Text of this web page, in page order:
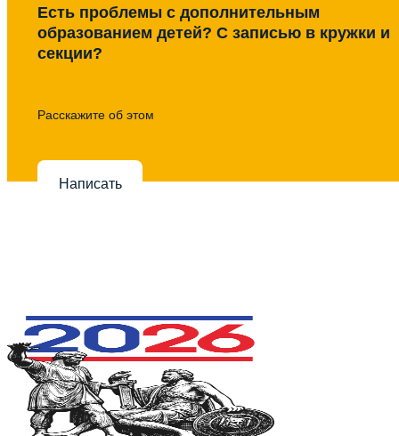
Есть проблемы с дополнительным
образованием детей? С записью в кружки и
секции?
Расскажите об этом
Написать